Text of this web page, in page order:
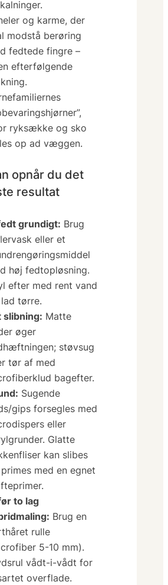
og karme, der
modstå berøring
fedtede fingre –
efterfølgende
ryksække og sko
op ad væggen.
opnår du det
resultat
grundigt: Brug
eller et
høj fedtopløsning.
efter med rent vand
tørre.
slibning: Matte
øger
støvsug
tør af med
bagefter.
Sugende
gips forsegles med
eller
Glatte
kan slibes
med en egnet
to lag
Brug en
rulle
5-10 mm).
vådt-i-vådt for
overflade.